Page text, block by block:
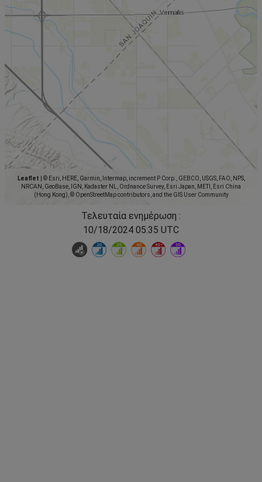
Leaflet
© Esri, HERE, Garmin, Intermap, increment P Corp., GEBCO, USGS, FAO, NPS,
NRCAN, GeoBase, IGN, Kadaster NL, Ordnance Survey, Esri Japan, METI, Esri China
(Hong Kong), © OpenStreetMap contributors, and the GIS User Community
Τελευταία ενημέρωση :
10/18/2024 05:35 UTC